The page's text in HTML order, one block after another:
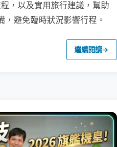
，以及實用旅行建議，幫助
，避免臨時狀況影響行程。
繼續閱讀→